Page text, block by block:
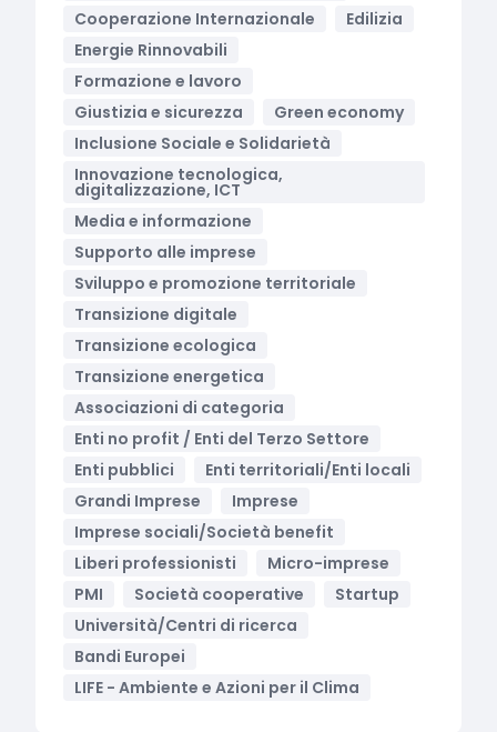
Cooperazione Internazionale
Edilizia
Energie Rinnovabili
Formazione e lavoro
Giustizia e sicurezza
Green economy
Inclusione Sociale e Solidarietà
Innovazione tecnologica,
digitalizzazione, ICT
Media e informazione
Supporto alle imprese
Sviluppo e promozione territoriale
Transizione digitale
Transizione ecologica
Transizione energetica
Associazioni di categoria
Enti no profit / Enti del Terzo Settore
Enti pubblici
Enti territoriali/Enti locali
Grandi Imprese
Imprese
Imprese sociali/Società benefit
Liberi professionisti
Micro-imprese
PMI
Società cooperative
Startup
Università/Centri di ricerca
Bandi Europei
LIFE - Ambiente e Azioni per il Clima